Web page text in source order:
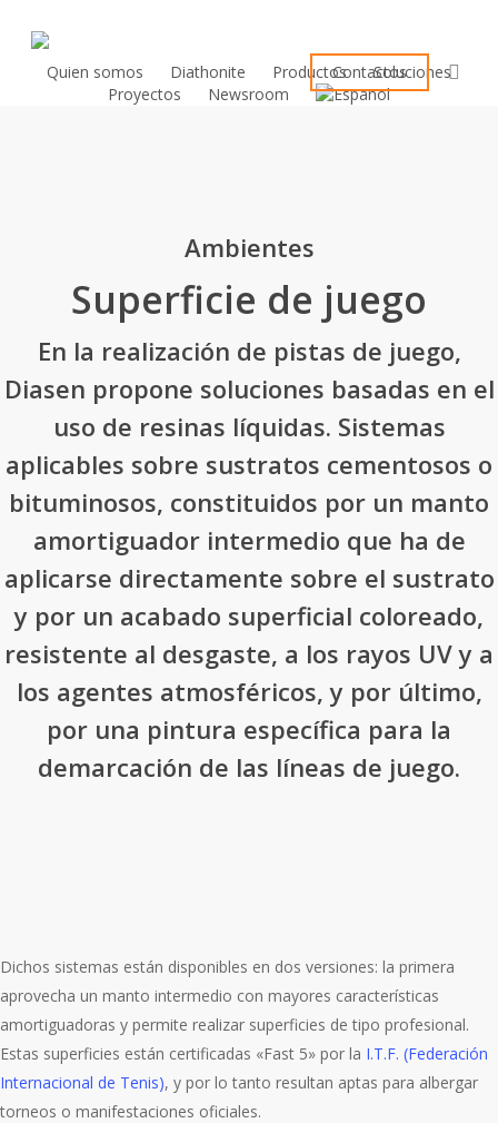
Quien somos Diathonite Productos
Soluciones
Proyectos
Newsroom
Contactos
Ambientes
Superficie de juego
En la realización de pistas de juego,
Diasen propone soluciones basadas en el
uso de resinas líquidas. Sistemas
aplicables sobre sustratos cementosos o
bituminosos, constituidos por un manto
amortiguador intermedio que ha de
aplicarse directamente sobre el sustrato
y por un acabado superficial coloreado,
resistente al desgaste, a los rayos UV y a
los agentes atmosféricos, y por último,
por una pintura específica para la
demarcación de las líneas de juego.
Dichos sistemas están disponibles en dos versiones: la primera
aprovecha un manto intermedio con mayores características
amortiguadoras y permite realizar superficies de tipo profesional.
Estas superficies están certificadas «Fast 5» por la I.T.F. (Federación
Internacional de Tenis), y por lo tanto resultan aptas para albergar
torneos o manifestaciones oficiales.